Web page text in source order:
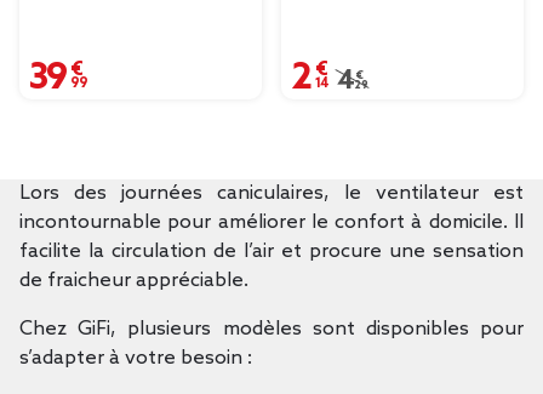
39,99 € 2,14 €
Prix remisé de 4,29 €
4,29 €
Lors des journées caniculaires, le ventilateur est
incontournable pour améliorer le confort à domicile. Il
facilite la circulation de l’air et procure une sensation
de fraicheur appréciable.
Chez GiFi, plusieurs modèles sont disponibles pour
s’adapter à votre besoin :